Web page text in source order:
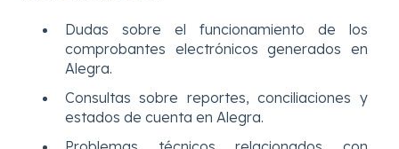
Dudas sobre el funcionamiento de los
comprobantes electrónicos generados en
Alegra.
Consultas sobre reportes, conciliaciones y
estados de cuenta en Alegra.